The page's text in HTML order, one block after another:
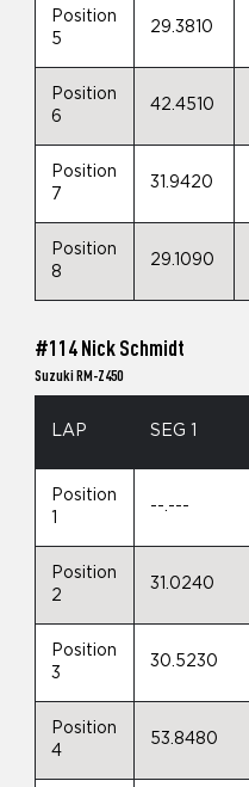
Position
5
29.3810
Position
6
42.4510
Position
7
31.9420
Position
8
29.1090
#114 Nick Schmidt
Suzuki RM-Z450
LAP SEG 1
Position
1
--.---
Position
2
31.0240
Position
3
30.5230
Position
4
53.8480